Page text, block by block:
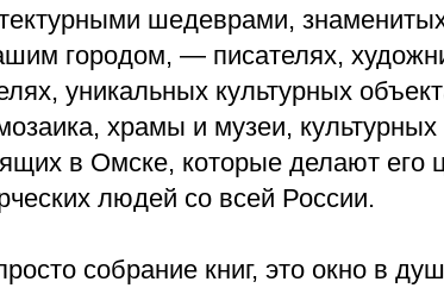
шедеврами,
городом, — писателях,
уникальных культурных
храмы и музеи,
в Омске, которые делают его
людей со всей России.
собрание книг, это окно в